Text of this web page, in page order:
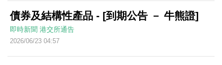
債券及結構性產品 - [到期公告 － 牛熊證]
即時新聞 港交所通告
2026/06/23 04:57